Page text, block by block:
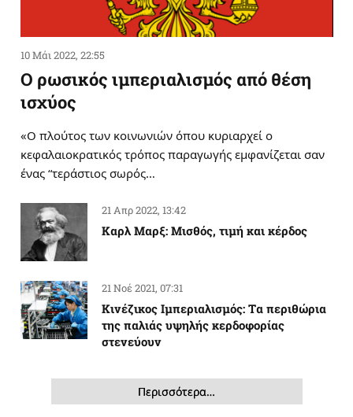
10 Μάι 2022, 22:55
Ο ρωσικός ιμπεριαλισμός από θέση
ισχύος
«Ο πλούτος των κοινωνιών όπου κυριαρχεί ο
κεφαλαιοκρατικός τρόπος παραγωγής εμφανίζεται σαν
ένας “τεράστιος σωρός…
21 Απρ 2022, 13:42
Καρλ Μαρξ: Μισθός, τιμή και κέρδος
21 Νοέ 2021, 07:31
Κινέζικος Ιμπεριαλισμός: Tα περιθώρια
της παλιάς υψηλής κερδοφορίας
στενεύουν
Περισσότερα…